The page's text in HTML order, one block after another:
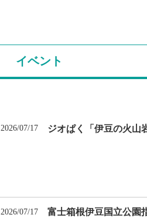
イベント
2026/07/17
2026/07/17